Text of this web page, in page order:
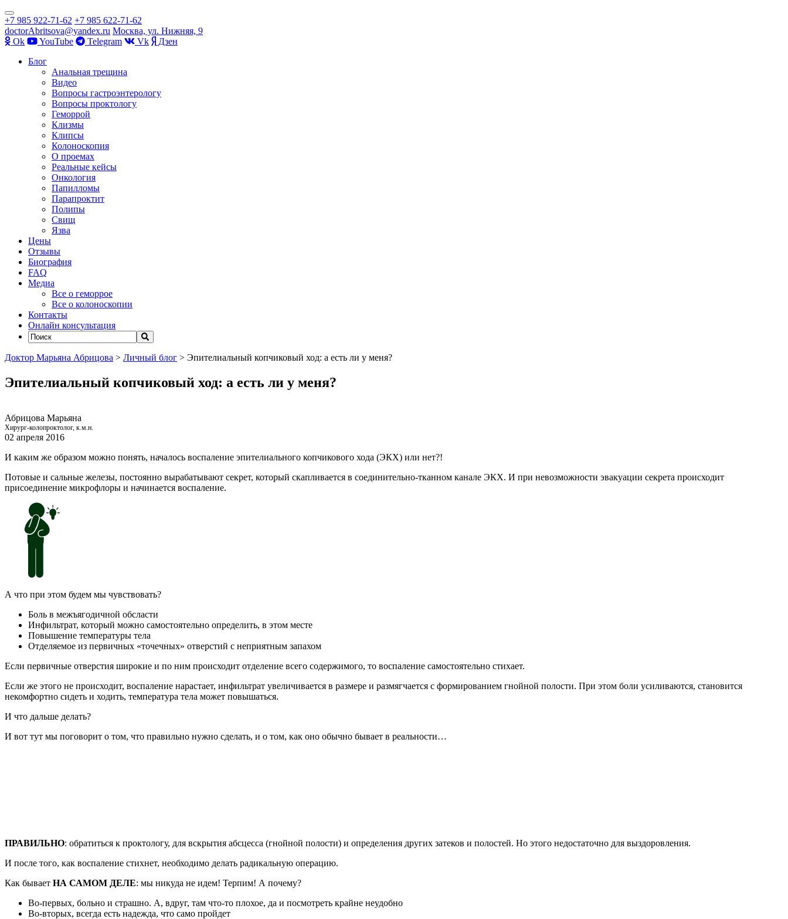
Показать/
Скрыть
навигацию
+7 985 922-71-62 +7 985 622-71-62
doctorAbritsova@yandex.ru Москва, ул. Нижняя, 9
Оk
YouTube Telegram Vk
Дзен
Перейти
содержимому
Блог
Анальная трещина
Видео
Вопросы гастроэнтерологу
Вопросы проктологу
Геморрой
Клизмы
Клипсы
Колоноскопия
О проемах
Реальные кейсы
Онкология
Папилломы
Парапроктит
Полипы
Свищ
Язва
Цены
Отзывы
Биография
FAQ
Медиа
Все о геморрое
Все о колоноскопии
Контакты
Онлайн консультация
Доктор Марьяна Абрицова > Личный блог > Эпителиальный копчиковый ход: а есть ли у меня?
Эпителиальный копчиковый ход: а есть ли у меня?
Абрицова Марьяна
Хирург-колопроктолог, к.м.н.
02 апреля 2016
И каким же образом можно понять, началось воспаление эпителиального копчикового хода (ЭКХ) или нет?!
Потовые и сальные железы, постоянно вырабатывают секрет, который скапливается в соединительно-тканном канале ЭКХ. И при невозможности эвакуации секрета происходит
присоединение микрофлоры и начинается воспаление.
А что при этом будем мы чувствовать?
Боль в межъягодичной обсласти
Инфильтрат, который можно самостоятельно определить, в этом месте
Повышение температуры тела
Отделяемое из первичных «точечных» отверстий с неприятным запахом
Если первичные отверстия широкие и по ним происходит отделение всего содержимого, то воспаление самостоятельно стихает.
Если же этого не происходит, воспаление нарастает, инфильтрат увеличивается в размере и размягчается с формированием гнойной полости. При этом боли усиливаются, становится
некомфортно сидеть и ходить, температура тела может повышаться.
И что дальше делать?
И вот тут мы поговорит о том, что правильно нужно сделать, и о том, как оно обычно бывает в реальности…
ПРАВИЛЬНО: обратиться к проктологу, для вскрытия абсцесса (гнойной полости) и определения других затеков и полостей. Но этого недостаточно для выздоровления.
И после того, как воспаление стихнет, необходимо делать радикальную операцию.
Как бывает НА САМОМ ДЕЛЕ: мы никуда не идем! Терпим! А почему?
Во-первых, больно и страшно. А, вдруг, там что-то плохое, да и посмотреть крайне неудобно
Во-вторых, всегда есть надежда, что само пройдет